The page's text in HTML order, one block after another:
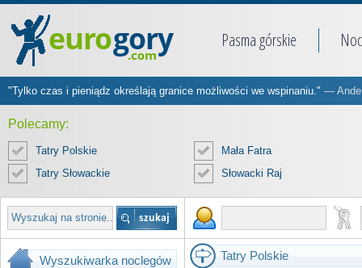
Pasma górskie
"Tylko czas i pieniądz określają granice możliwości we wspinaniu." —
Polecamy:
Tatry Polskie
Mała Fatra
Tatry Słowackie
Słowacki Raj
Tatry Polskie
Wyszukiwarka noclegów